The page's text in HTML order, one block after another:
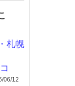
札幌
06/12